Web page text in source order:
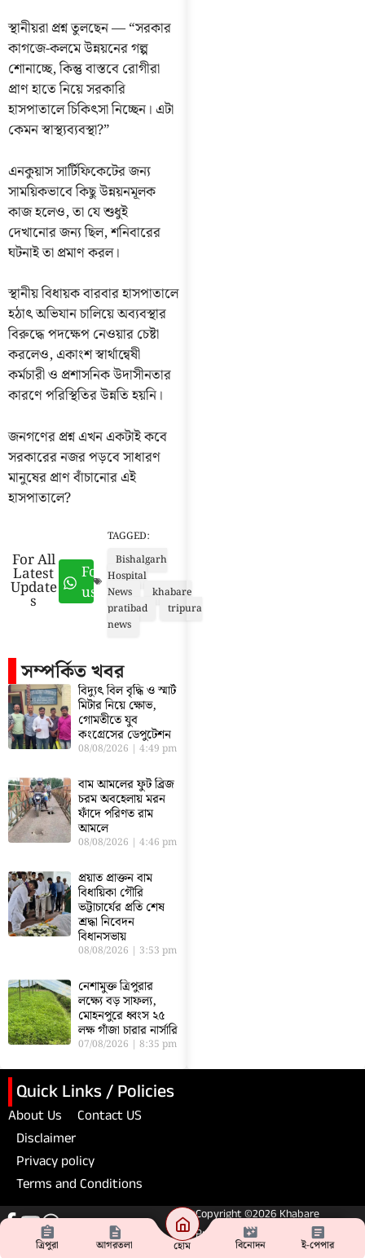
স্থানীয়রা প্রশ্ন তুলছেন — “সরকার
কাগজে-কলমে উন্নয়নের গল্প
শোনাচ্ছে, কিন্তু বাস্তবে রোগীরা
প্রাণ হাতে নিয়ে সরকারি
হাসপাতালে চিকিৎসা নিচ্ছেন। এটা
কেমন স্বাস্থ্যব্যবস্থা?”
এনকুয়াস সার্টিফিকেটের জন্য
সাময়িকভাবে কিছু উন্নয়নমূলক
কাজ হলেও, তা যে শুধুই
দেখানোর জন্য ছিল, শনিবারের
ঘটনাই তা প্রমাণ করল।
স্থানীয় বিধায়ক বারবার হাসপাতালে
হঠাৎ অভিযান চালিয়ে অব্যবস্থার
বিরুদ্ধে পদক্ষেপ নেওয়ার চেষ্টা
করলেও, একাংশ স্বার্থান্বেষী
কর্মচারী ও প্রশাসনিক উদাসীনতার
কারণে পরিস্থিতির উন্নতি হয়নি।
জনগণের প্রশ্ন এখন একটাই কবে
সরকারের নজর পড়বে সাধারণ
মানুষের প্রাণ বাঁচানোর এই
হাসপাতালে?
For All
Latest
Update
s
Follow
us
TAGGED:
Bishalgarh
Hospital
News
khabare
pratibad
tripura
news
সম্পর্কিত খবর
বিদ্যুৎ বিল বৃদ্ধি ও স্মার্ট
মিটার নিয়ে ক্ষোভ,
গোমতীতে যুব
কংগ্রেসের ডেপুটেশন
08/08/2026 4:49 pm
বাম আমলের ফুট ব্রিজ
চরম অবহেলায় মরন
ফাঁদে পরিণত রাম
আমলে
08/08/2026 4:46 pm
প্রয়াত প্রাক্তন বাম
বিধায়িকা গৌরি
ভট্টাচার্যের প্রতি শেষ
শ্রদ্ধা নিবেদন
বিধানসভায়
08/08/2026 3:53 pm
নেশামুক্ত ত্রিপুরার
লক্ষ্যে বড় সাফল্য,
মোহনপুরে ধ্বংস ২৫
লক্ষ গাঁজা চারার নার্সারি
07/08/2026 8:35 pm
Quick Links / Policies
About Us
Contact US
Disclaimer
Privacy policy
Terms and Conditions
Copyright ©2026 Khabare
Pratibad. All Rights Reserved
ত্রিপুরা আগরতলা হোম বিনোদন ই-পেপার